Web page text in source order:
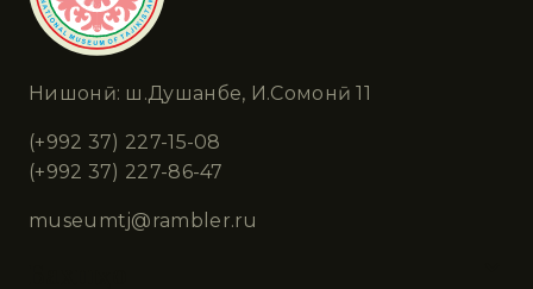
Нишонӣ: ш.Душанбе, И.Сомонӣ 11
(+992 37) 227-15-08
(+992 37) 227-86-47
museumtj@rambler.ru